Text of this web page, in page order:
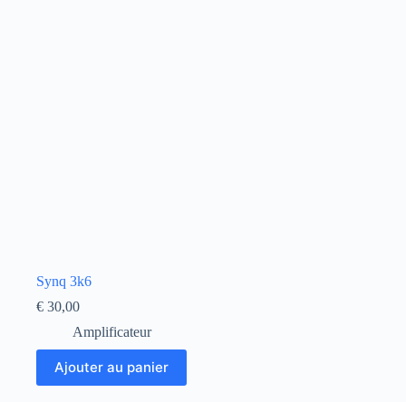
Synq 3k6
€ 30,00
Amplificateur
Ajouter au panier